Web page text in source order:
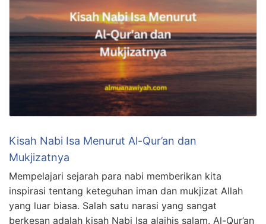
Kisah Nabi Isa Menurut Al-Qur’an dan
Mukjizatnya
Mempelajari sejarah para nabi memberikan kita
inspirasi tentang keteguhan iman dan mukjizat Allah
yang luar biasa. Salah satu narasi yang sangat
berkesan adalah kisah Nabi Isa alaihis salam. Al-Qur’an